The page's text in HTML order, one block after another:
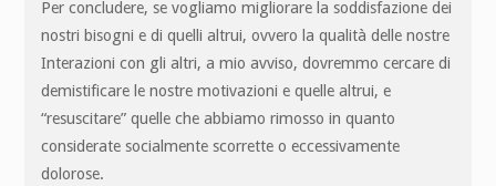
Per concludere, se vogliamo migliorare la soddisfazione dei
nostri bisogni e di quelli altrui, ovvero la qualità delle nostre
Interazioni con gli altri, a mio avviso, dovremmo cercare di
demistificare le nostre motivazioni e quelle altrui, e
“resuscitare” quelle che abbiamo rimosso in quanto
considerate socialmente scorrette o eccessivamente
dolorose.